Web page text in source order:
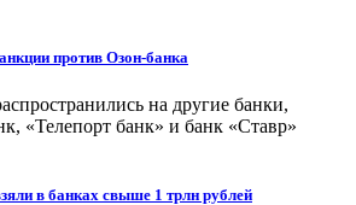
против Озон-банка
на другие банки,
«Телепорт банк» и банк «Ставр»
в банках свыше 1 трлн рублей